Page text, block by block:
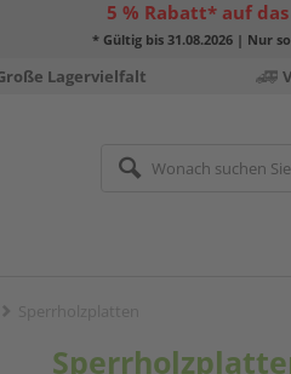
5 % Rabatt* auf
* Gültig bis 31.08.2026 | Nur
Lagervielfalt